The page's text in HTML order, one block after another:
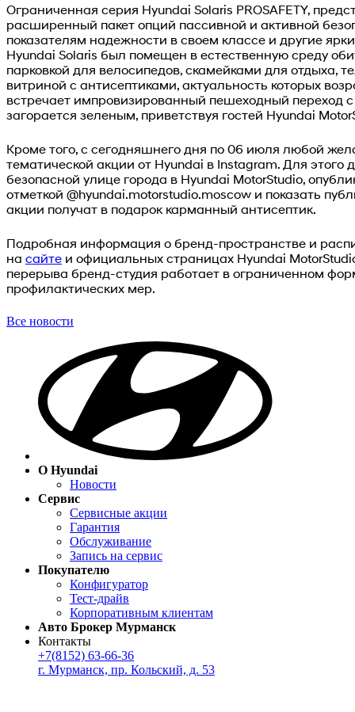
Ограниченная серия Hyundai Solaris PROSAFETY,
расширенный пакет опций пассивной и активной
показателям надежности в своем классе и другие
Hyundai Solaris был помещен в естественную среду
парковкой для велосипедов, скамейками для отдыха,
витриной с антисептиками, актуальность которых
встречает импровизированный пешеходный переход
загорается зеленым, приветствуя гостей Hyundai
Кроме того, с сегодняшнего дня по 06 июля любой
тематической акции от Hyundai в Instagram. Для этого
безопасной улице города в Hyundai MotorStudio,
отметкой @hyundai.motorstudio.moscow и показать
акции получат в подарок карманный антисептик.
Подробная информация о бренд-пространстве и
на сайте и официальных страницах Hyundai
перерыва бренд-студия работает в ограниченном
профилактических мер.
Все новости
О Hyundai
Новости
Сервис
Сервисные акции
Гарантия
Обслуживание
Запись на сервис
Покупателю
Конфигуратор
Тест-драйв
Корпоративным клиентам
Авто Брокер Мурманск
Контакты
+7(8152) 63-66-36
г. Мурманск, пр. Кольский, д. 53